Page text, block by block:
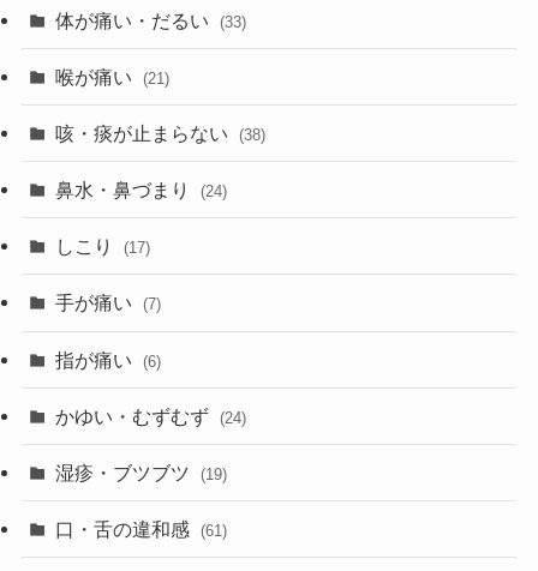
体が痛い・だるい (33)
喉が痛い (21)
咳・痰が止まらない (38)
鼻水・鼻づまり (24)
しこり (17)
手が痛い (7)
指が痛い (6)
かゆい・むずむず (24)
湿疹・ブツブツ (19)
口・舌の違和感 (61)